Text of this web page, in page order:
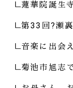
蓮華院誕生
第33回?瀬
音楽に出会
菊池市旭志